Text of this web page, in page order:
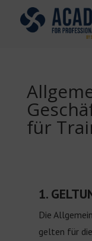
für
1.
Die
gelten für